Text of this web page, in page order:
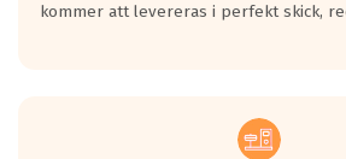
kommer att levereras i perfekt skick,